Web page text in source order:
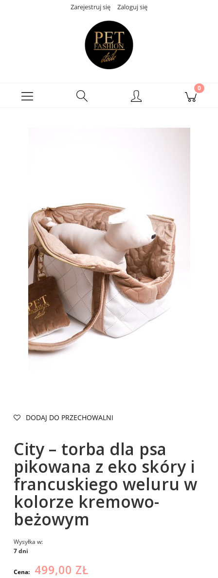
Zarejestruj się Zaloguj się
DODAJ DO PRZECHOWALNI
City – torba dla psa
pikowana z eko skóry i
francuskiego weluru w
kolorze kremowo-
beżowym
Wysyłka w:
7 dni
Cena: 499,00 ZŁ